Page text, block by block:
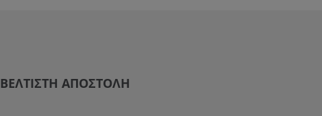
ΒΈΛΤΙΣΤΗ ΑΠΟΣΤΟΛΉ